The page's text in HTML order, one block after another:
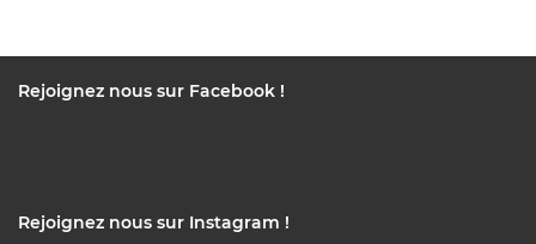
Rejoignez nous sur Facebook !
Rejoignez nous sur Instagram !